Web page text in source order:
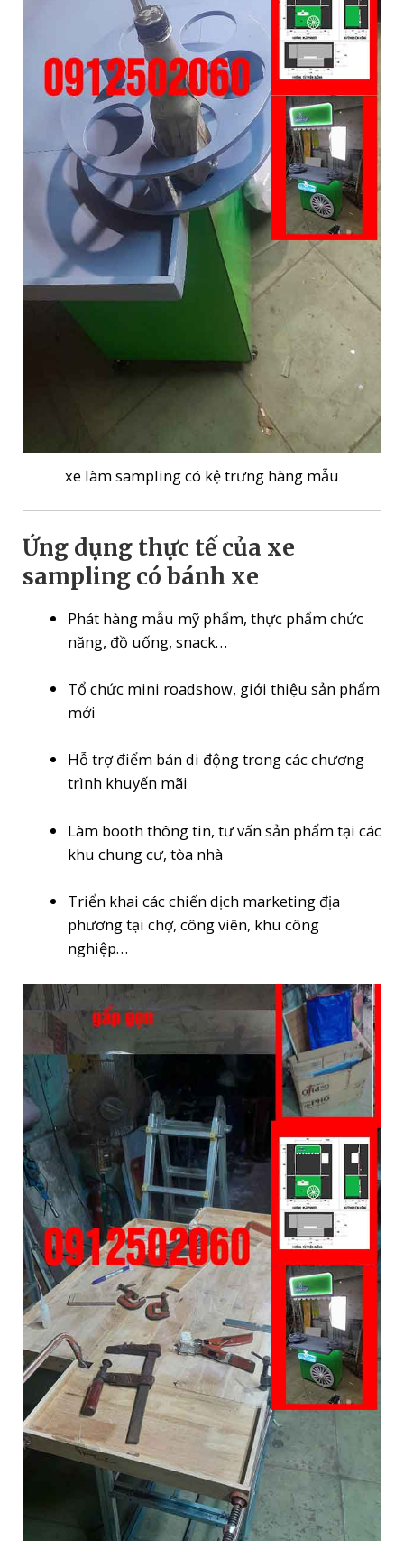
xe làm sampling có kệ trưng hàng mẫu
Ứng dụng thực tế của xe
sampling có bánh xe
Phát hàng mẫu mỹ phẩm, thực phẩm chức
năng, đồ uống, snack…
Tổ chức mini roadshow, giới thiệu sản phẩm
mới
Hỗ trợ điểm bán di động trong các chương
trình khuyến mãi
Làm booth thông tin, tư vấn sản phẩm tại các
khu chung cư, tòa nhà
Triển khai các chiến dịch marketing địa
phương tại chợ, công viên, khu công
nghiệp…